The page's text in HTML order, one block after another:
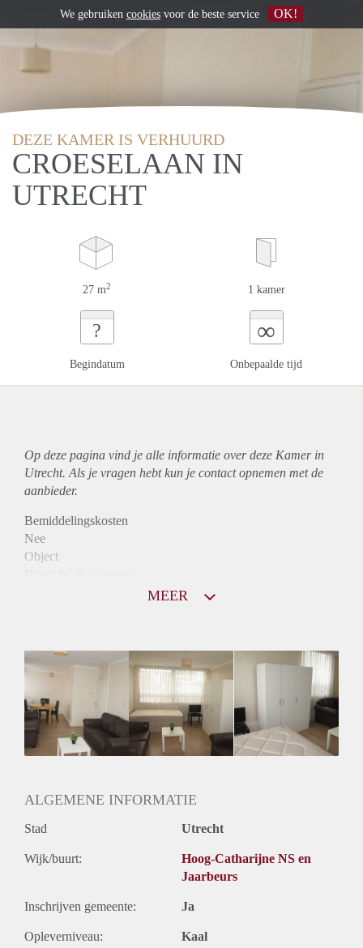
DEZE KAMER IS VERHUURD
CROESELAAN IN
UTRECHT
27 m2 1 kamer
?
Begindatum
∞
Onbepaalde tijd
Op deze pagina vind je alle informatie over deze Kamer in
Utrecht. Als je vragen hebt kun je contact opnemen met de
aanbieder.
Bemiddelingskosten
Nee
Object
Huurtoeslag
Mogelijk
Inkomen eis
2,8 X Maandhuur Bruto
Huurtermijn
Onbepaalde termijn
MEER
ALGEMENE INFORMATIE
Stad Utrecht
Wijk/buurt:
Hoog-Catharijne NS en
Jaarbeurs
Inschrijven gemeente: Ja
Opleverniveau: Kaal
We gebruiken cookies voor de beste service OK!